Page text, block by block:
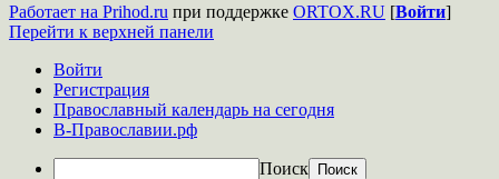
Работает на Prihod.ru при поддержке ORTOX.RU [Войти]
Перейти к верхней панели
Войти
Регистрация
Православный календарь на сегодня
В-Православии.рф
Поиск